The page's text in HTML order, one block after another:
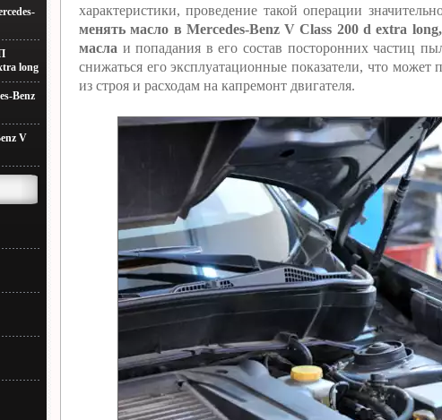
long
Benz
V
характеристики, проведение такой операции
менять масло в Mercedes-Benz V Class 200 d extra long,
масла и попадания в его состав посторонних частиц
снижаться его эксплуатационные показатели, что может
из строя и расходам на капремонт двигателя.